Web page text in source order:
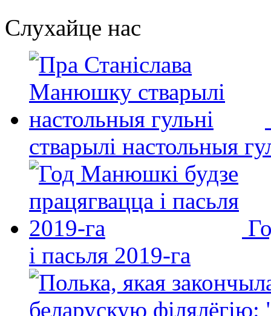
Слухайце нас
стварылі настольныя
і пасьля 2019-га